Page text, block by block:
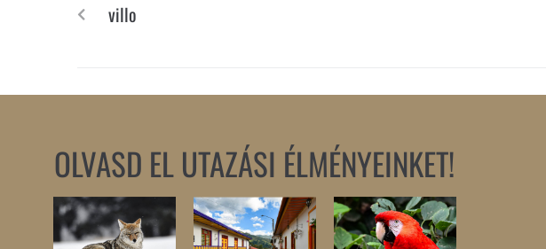
villo
OLVASD EL UTAZÁSI ÉLMÉNYEINKET!